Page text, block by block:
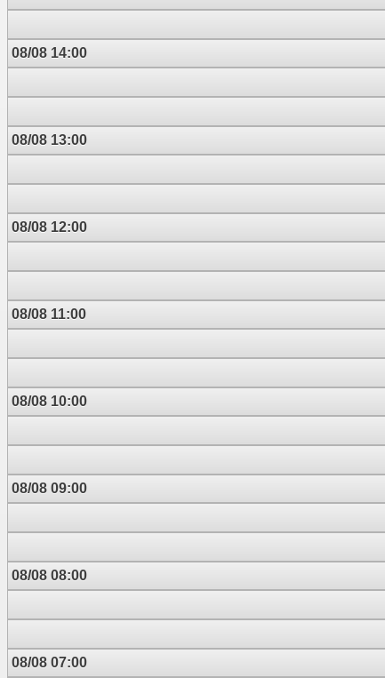
08/08 14:00
08/08 13:00
08/08 12:00
08/08 11:00
08/08 10:00
08/08 09:00
08/08 08:00
08/08 07:00